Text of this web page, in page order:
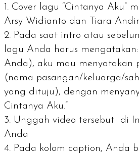
Cover lagu “Cintanya Aku”
Arsy Widianto dan Tiara
Pada saat intro atau
lagu Anda harus
Anda), aku mau menyatakan
(nama pasangan/keluarga/
yang dituju), dengan
Cintanya Aku.”
Unggah video tersebut di
Anda
Pada kolom caption, Anda